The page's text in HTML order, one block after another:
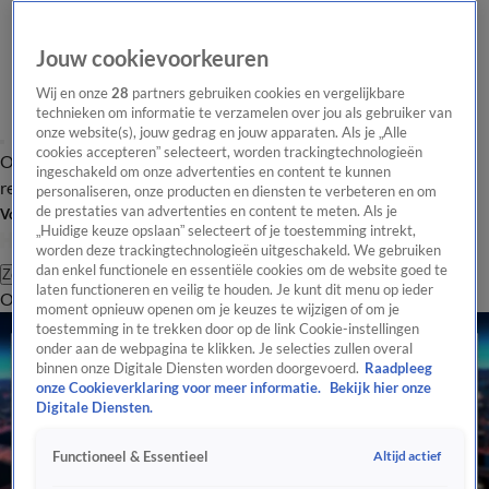
Overzicht Laatste nieuws Regionieuws Het beste van Hart
Tip de
redactie
Volg Hart van Nederland
Zoeken
OverzichtRegioUitzendingenWeerTip de redactiePanelVideo's
Jouw cookievoorkeuren
Wij en onze28 partners gebruiken cookies en vergelijkbare
technieken om informatie te verzamelen over jou als gebruiker van
onze website(s), jouw gedrag en jouw apparaten. Als je „Alle
cookies accepteren” selecteert, worden trackingtechnologieën
ingeschakeld om onze advertenties en content te kunnen
personaliseren, onze producten en diensten te verbeteren en om
de prestaties van advertenties en content te meten. Als je
„Huidige keuze opslaan” selecteert of je toestemming intrekt,
worden deze trackingtechnologieën uitgeschakeld. We gebruiken
dan enkel functionele en essentiële cookies om de website goed te
laten functioneren en veilig te houden. Je kunt dit menu op ieder
moment opnieuw openen om je keuzes te wijzigen of om je
toestemming in te trekken door op de link Cookie-instellingen
onder aan de webpagina te klikken. Je selecties zullen overal
binnen onze Digitale Diensten worden doorgevoerd. Raadpleeg
onze Cookieverklaring voor meer informatie.
Bekijk hier onze
Digitale Diensten.
Functioneel & Essentieel Altijd actief